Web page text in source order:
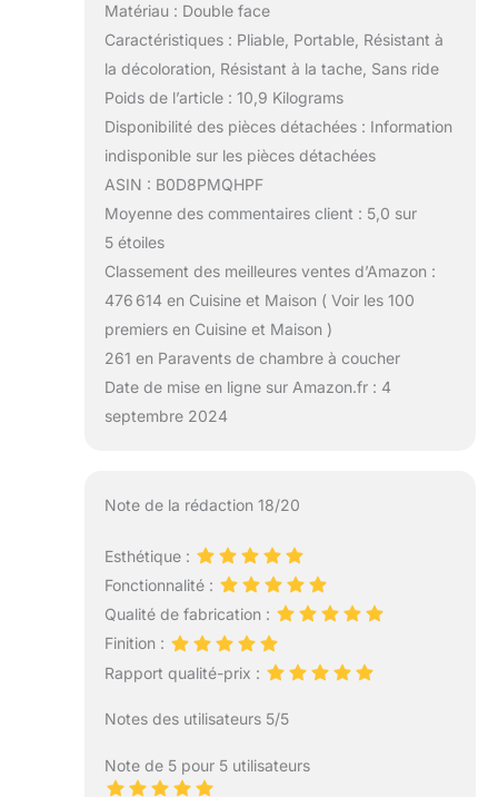
Matériau : Double face
Caractéristiques : Pliable, Portable, Résistant à
la décoloration, Résistant à la tache, Sans ride
Poids de l’article : 10,9 Kilograms
Disponibilité des pièces détachées : Information
indisponible sur les pièces détachées
ASIN : B0D8PMQHPF
Moyenne des commentaires client : 5,0 sur
5 étoiles
Classement des meilleures ventes d’Amazon :
476 614 en Cuisine et Maison ( Voir les 100
premiers en Cuisine et Maison )
261 en Paravents de chambre à coucher
Date de mise en ligne sur Amazon.fr : 4
septembre 2024
Note de la rédaction 18/20
Esthétique :
Fonctionnalité :
Qualité de fabrication :
Finition :
Rapport qualité-prix :
Notes des utilisateurs 5/5
Note de 5 pour 5 utilisateurs